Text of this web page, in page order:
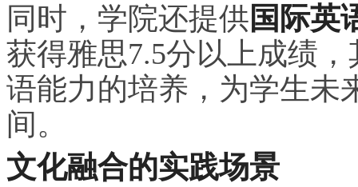
同时，学院还提供国际英
获得雅思7.5分以上成绩
语能力的培养，为学生未
间。
文化融合的实践场景